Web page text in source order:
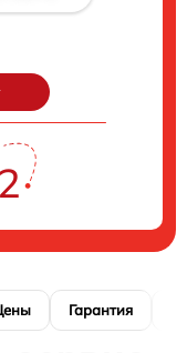
Гарантия